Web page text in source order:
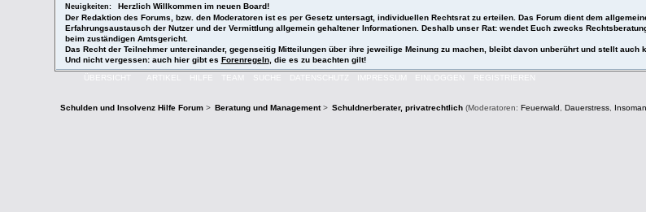
Neuigkeiten:
Herzlich Willkommen im neuen Board!
Der Redaktion des Forums, bzw. den Moderatoren ist es per Gesetz untersagt, individuellen Rechtsrat zu erteilen. Das Forum dient dem
Erfahrungsaustausch der Nutzer und der Vermittlung allgemein gehaltener Informationen. Deshalb unser Rat: wendet Euch zwecks
beim zuständigen Amtsgericht.
Das Recht der Teilnehmer untereinander, gegenseitig Mitteilungen über ihre jeweilige Meinung zu machen, bleibt davon unberührt und stellt auch
Und nicht vergessen: auch hier gibt es Forenregeln, die es zu beachten gilt!
ÜBERSICHT ARTIKEL HILFE TEAM SUCHE DATENSCHUTZ IMPRESSUM EINLOGGEN REGISTRIEREN
Schulden und Insolvenz Hilfe Forum> Beratung und Management> Schuldnerberater, privatrechtlich(Moderatoren: Feuerwald , Dauerstress, Insoman